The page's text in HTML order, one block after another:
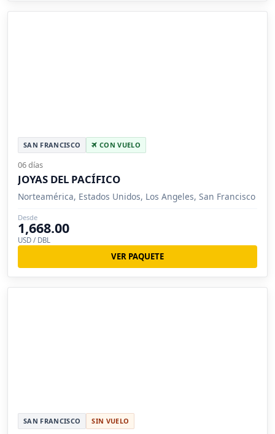
SAN FRANCISCO CON VUELO
06 días
JOYAS DEL PACÍFICO
Norteamérica, Estados Unidos, Los Angeles, San Francisco
Desde
1,668.00
USD / DBL
VER PAQUETE
SAN FRANCISCO SIN VUELO